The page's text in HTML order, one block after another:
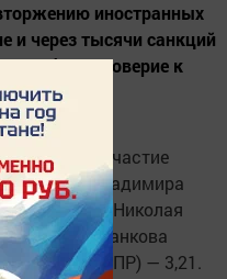
иностранных
и через тысячи санкций
глубокое доверие к
приняли участие
За Владимира
Николая
Даванкова
(ЛДПР) — 3,21.